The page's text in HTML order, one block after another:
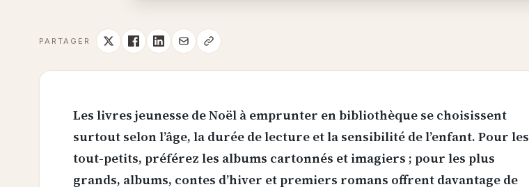
PARTAGER
Les livres jeunesse de Noël à emprunter en bibliothèque se choisissent
surtout selon l’âge, la durée de lecture et la sensibilité de l’enfant. Pour les
tout-petits, préférez les albums cartonnés et imagiers ; pour les plus
grands, albums, contes d’hiver et premiers romans offrent davantage de